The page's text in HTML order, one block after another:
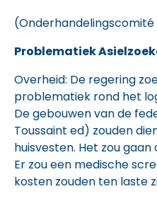
(Onderhandelingscomité
Problematiek
Overheid: De regering
problematiek rond het
De gebouwen van de
Toussaint ed) zouden
huisvesten. Het zou
Er zou een medische
kosten zouden ten laste